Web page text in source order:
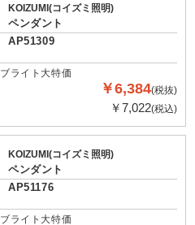
KOIZUMI(コイズミ照明)
ペンダント
AP51309
ブライト大特価
￥6,384(税抜)
￥7,022(税込)
KOIZUMI(コイズミ照明)
ペンダント
AP51176
ブライト大特価